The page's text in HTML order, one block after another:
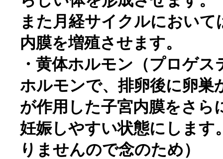
また月経サイクルにおい
内膜を増殖させます。
・黄体ホルモン（プロゲ
ホルモンで、排卵後に卵巣
が作用した子宮内膜をさら
妊娠しやすい状態にします
りませんので念のため）